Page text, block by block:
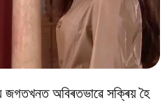
জগতখনত অবিৰতভাৱে সক্ৰিয় হৈ